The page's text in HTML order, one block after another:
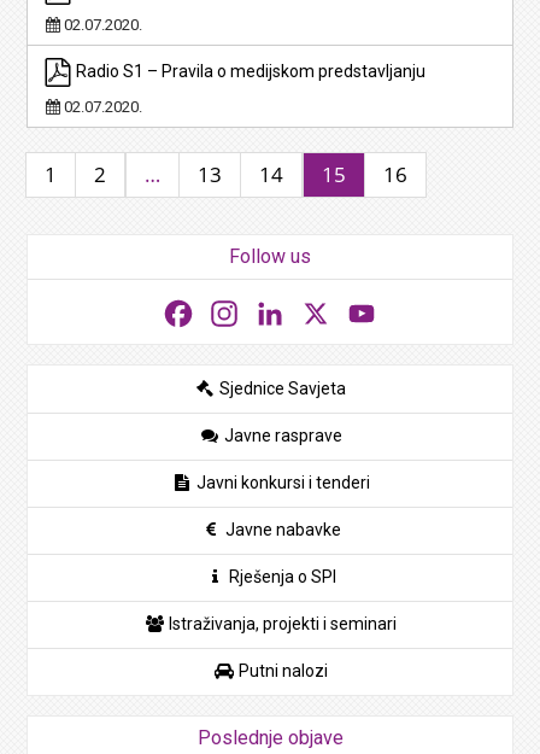
02.07.2020.
Radio S1 – Pravila o medijskom predstavljanju
02.07.2020.
1 2 … 13 14 15 16
Follow us
FacebookInstagramLinkedIn
Sjednice Savjeta
Javne rasprave
Javni konkursi i tenderi
Javne nabavke
Rješenja o SPI
Istraživanja, projekti i seminari
Putni nalozi
Poslednje objave